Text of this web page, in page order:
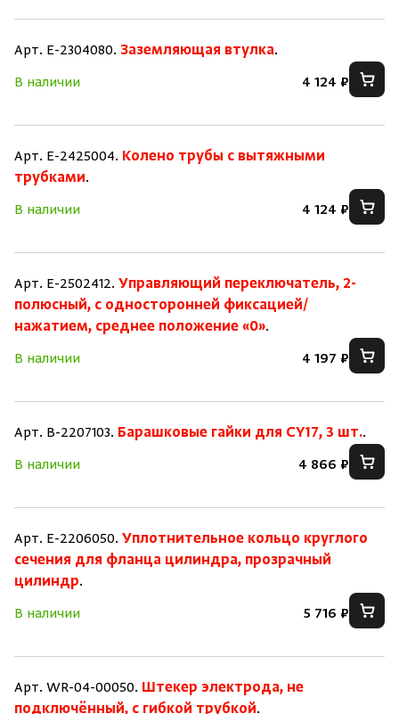
Арт. E-2304080. Заземляющая втулка.
В наличии
4 124 ₽
Арт. E-2425004. Колено трубы с вытяжными
трубками.
В наличии
4 124 ₽
Арт. E-2502412. Управляющий переключатель, 2-
полюсный, с односторонней фиксацией/
нажатием, среднее положение «0».
В наличии
4 197 ₽
Арт. B-2207103. Барашковые гайки для CY17, 3 шт..
В наличии
4 866 ₽
Арт. E-2206050. Уплотнительное кольцо круглого
сечения для фланца цилиндра, прозрачный
цилиндр.
В наличии
5 716 ₽
Арт. WR-04-00050. Штекер электрода, не
подключённый, с гибкой трубкой.